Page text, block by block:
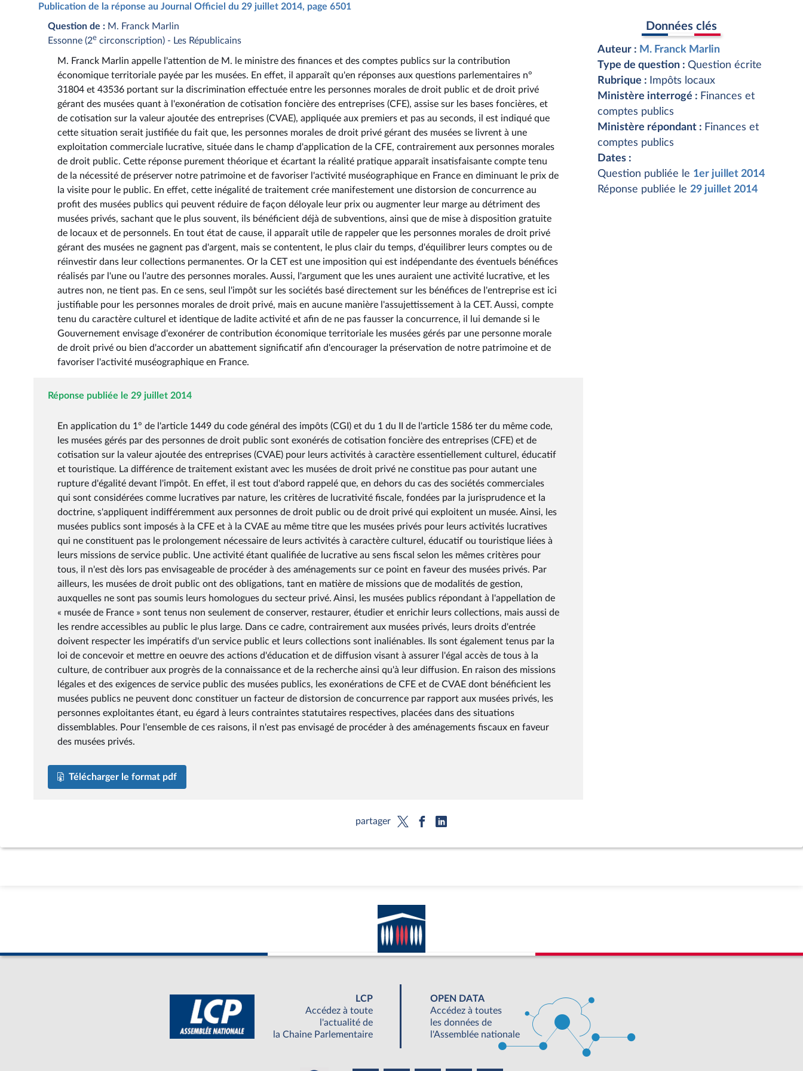
Publication de la réponse au Journal Officiel du 29 juillet 2014, page 6501
Question de : M. Franck Marlin
Essonne (2e circonscription) - Les Républicains
M. Franck Marlin appelle l'attention de M. le ministre des finances et des comptes publics sur la contribution
économique territoriale payée par les musées. En effet, il apparaît qu'en réponses aux questions parlementaires n°
31804 et 43536 portant sur la discrimination effectuée entre les personnes morales de droit public et de droit privé
gérant des musées quant à l'exonération de cotisation foncière des entreprises (CFE), assise sur les bases foncières, et
de cotisation sur la valeur ajoutée des entreprises (CVAE), appliquée aux premiers et pas au seconds, il est indiqué que
cette situation serait justifiée du fait que, les personnes morales de droit privé gérant des musées se livrent à une
exploitation commerciale lucrative, située dans le champ d'application de la CFE, contrairement aux personnes morales
de droit public. Cette réponse purement théorique et écartant la réalité pratique apparaît insatisfaisante compte tenu
de la nécessité de préserver notre patrimoine et de favoriser l'activité muséographique en France en diminuant le prix de
la visite pour le public. En effet, cette inégalité de traitement crée manifestement une distorsion de concurrence au
profit des musées publics qui peuvent réduire de façon déloyale leur prix ou augmenter leur marge au détriment des
musées privés, sachant que le plus souvent, ils bénéficient déjà de subventions, ainsi que de mise à disposition gratuite
de locaux et de personnels. En tout état de cause, il apparaît utile de rappeler que les personnes morales de droit privé
gérant des musées ne gagnent pas d'argent, mais se contentent, le plus clair du temps, d'équilibrer leurs comptes ou de
réinvestir dans leur collections permanentes. Or la CET est une imposition qui est indépendante des éventuels bénéfices
réalisés par l'une ou l'autre des personnes morales. Aussi, l'argument que les unes auraient une activité lucrative, et les
autres non, ne tient pas. En ce sens, seul l'impôt sur les sociétés basé directement sur les bénéfices de l'entreprise est ici
justifiable pour les personnes morales de droit privé, mais en aucune manière l'assujettissement à la CET. Aussi, compte
tenu du caractère culturel et identique de ladite activité et afin de ne pas fausser la concurrence, il lui demande si le
Gouvernement envisage d'exonérer de contribution économique territoriale les musées gérés par une personne morale
de droit privé ou bien d'accorder un abattement significatif afin d'encourager la préservation de notre patrimoine et de
favoriser l'activité muséographique en France.
Réponse publiée le 29 juillet 2014
En application du 1° de l'article 1449 du code général des impôts (CGI) et du 1 du II de l'article 1586 ter du même code,
les musées gérés par des personnes de droit public sont exonérés de cotisation foncière des entreprises (CFE) et de
cotisation sur la valeur ajoutée des entreprises (CVAE) pour leurs activités à caractère essentiellement culturel, éducatif
et touristique. La différence de traitement existant avec les musées de droit privé ne constitue pas pour autant une
rupture d'égalité devant l'impôt. En effet, il est tout d'abord rappelé que, en dehors du cas des sociétés commerciales
qui sont considérées comme lucratives par nature, les critères de lucrativité fiscale, fondées par la jurisprudence et la
doctrine, s'appliquent indifféremment aux personnes de droit public ou de droit privé qui exploitent un musée. Ainsi, les
musées publics sont imposés à la CFE et à la CVAE au même titre que les musées privés pour leurs activités lucratives
qui ne constituent pas le prolongement nécessaire de leurs activités à caractère culturel, éducatif ou touristique liées à
leurs missions de service public. Une activité étant qualifiée de lucrative au sens fiscal selon les mêmes critères pour
tous, il n'est dès lors pas envisageable de procéder à des aménagements sur ce point en faveur des musées privés. Par
ailleurs, les musées de droit public ont des obligations, tant en matière de missions que de modalités de gestion,
auxquelles ne sont pas soumis leurs homologues du secteur privé. Ainsi, les musées publics répondant à l'appellation de
« musée de France » sont tenus non seulement de conserver, restaurer, étudier et enrichir leurs collections, mais aussi de
les rendre accessibles au public le plus large. Dans ce cadre, contrairement aux musées privés, leurs droits d'entrée
doivent respecter les impératifs d'un service public et leurs collections sont inaliénables. Ils sont également tenus par la
loi de concevoir et mettre en oeuvre des actions d'éducation et de diffusion visant à assurer l'égal accès de tous à la
culture, de contribuer aux progrès de la connaissance et de la recherche ainsi qu'à leur diffusion. En raison des missions
légales et des exigences de service public des musées publics, les exonérations de CFE et de CVAE dont bénéficient les
musées publics ne peuvent donc constituer un facteur de distorsion de concurrence par rapport aux musées privés, les
personnes exploitantes étant, eu égard à leurs contraintes statutaires respectives, placées dans des situations
dissemblables. Pour l'ensemble de ces raisons, il n'est pas envisagé de procéder à des aménagements fiscaux en faveur
des musées privés.
Télécharger le format pdf
Données clés
Auteur : M. Franck Marlin
Type de question : Question écrite
Rubrique :
Impôts locaux
Ministère interrogé : Finances et
comptes publics
Ministère répondant : Finances et
comptes publics
Dates :
Question publiée le 1er juillet 2014
Réponse publiée le 29 juillet 2014
partager
LCP
Accédez à toute
l'actualité de
la Chaine Parlementaire
OPEN DATA
Accédez à toutes
les données de
l'Assemblée nationale